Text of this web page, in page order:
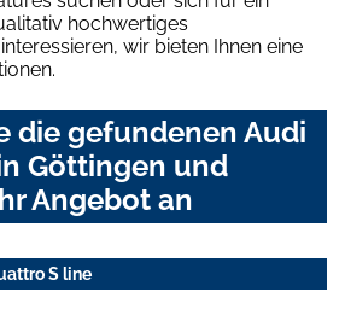
hochwertiges
wir bieten Ihnen eine
die gefundenen Audi
Göttingen und
Angebot an
S line